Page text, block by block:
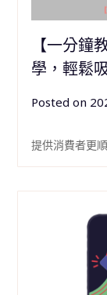
【一分
學，輕鬆
Posted on
提供消費者更